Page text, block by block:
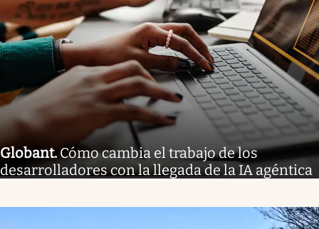
Globant. Cómo cambia el trabajo de los
desarrolladores con la llegada de la IA agéntica